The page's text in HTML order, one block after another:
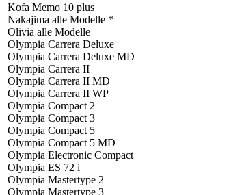
Kofa Memo 10 plus
Nakajima alle Modelle *
Olivia alle Modelle
Olympia Carrera Deluxe
Olympia Carrera Deluxe MD
Olympia Carrera II
Olympia Carrera II MD
Olympia Carrera II WP
Olympia Compact 2
Olympia Compact 3
Olympia Compact 5
Olympia Compact 5 MD
Olympia Electronic Compact
Olympia ES 72 i
Olympia Mastertype 2
Olympia Mastertype 3